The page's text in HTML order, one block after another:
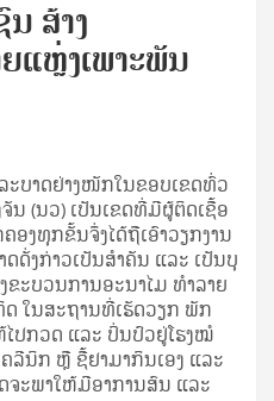
ສ້າງ
ແຫຼ່ງເພາະພັນ
ະບາດຢ່າງໜັກໃນຂອບເຂດທົ່ວ
ນ (ນວ) ເປັນເຂດທີ່ມີຜູ້ຕິດເຊື້ອ
ອງທຸກຂັ້ນຈຶ່ງໄດ້ຖືເອົາວຽກງານ
ດັ່ງກ່າວເປັນສຳຄັນ ແລະ ເປັນບຸ
ຂະບວນການອະນາໄມ ທໍາລາຍ
ໃນສະຖານທີ່ເຮັດວຽກ ພັກ
ໄປກວດ ແລະ ປິ່ນປົວຢູ່ໂຮງໝໍ
ລີນິກ ຫຼື ຊື້ຢາມາກິນເອງ ແລະ
ຈະພາໃຫ້ມີອາການສົນ ແລະ